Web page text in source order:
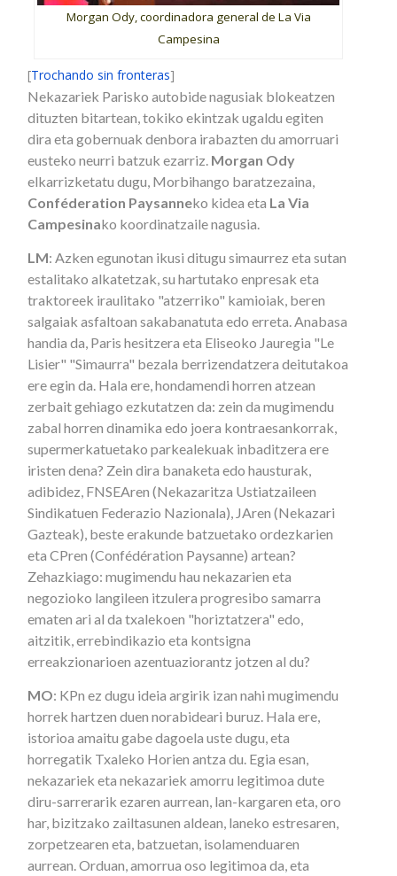
Morgan Ody, coordinadora general de La Via
Campesina
[Trochando sin fronteras]
Nekazariek Parisko autobide nagusiak blokeatzen
dituzten bitartean, tokiko ekintzak ugaldu egiten
dira eta gobernuak denbora irabazten du amorruari
eusteko neurri batzuk ezarriz. Morgan Ody
elkarrizketatu dugu, Morbihango baratzezaina,
Conféderation Paysanneko kidea eta La Via
Campesinako koordinatzaile nagusia.
LM: Azken egunotan ikusi ditugu simaurrez eta sutan
estalitako alkatetzak, su hartutako enpresak eta
traktoreek iraulitako "atzerriko" kamioiak, beren
salgaiak asfaltoan sakabanatuta edo erreta. Anabasa
handia da, Paris hesitzera eta Eliseoko Jauregia "Le
Lisier" "Simaurra" bezala berrizendatzera deitutakoa
ere egin da. Hala ere, hondamendi horren atzean
zerbait gehiago ezkutatzen da: zein da mugimendu
zabal horren dinamika edo joera kontraesankorrak,
supermerkatuetako parkealekuak inbaditzera ere
iristen dena? Zein dira banaketa edo hausturak,
adibidez, FNSEAren (Nekazaritza Ustiatzaileen
Sindikatuen Federazio Nazionala), JAren (Nekazari
Gazteak), beste erakunde batzuetako ordezkarien
eta CPren (Confédération Paysanne) artean?
Zehazkiago: mugimendu hau nekazarien eta
negozioko langileen itzulera progresibo samarra
ematen ari al da txalekoen "horiztatzera" edo,
aitzitik, errebindikazio eta kontsigna
erreakzionarioen azentuaziorantz jotzen al du?
MO: KPn ez dugu ideia argirik izan nahi mugimendu
horrek hartzen duen norabideari buruz. Hala ere,
istorioa amaitu gabe dagoela uste dugu, eta
horregatik Txaleko Horien antza du. Egia esan,
nekazariek eta nekazariek amorru legitimoa dute
diru-sarrerarik ezaren aurrean, lan-kargaren eta, oro
har, bizitzako zailtasunen aldean, laneko estresaren,
zorpetzearen eta, batzuetan, isolamenduaren
aurrean. Orduan, amorrua oso legitimoa da, eta